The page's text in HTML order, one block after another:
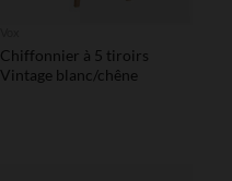
Chiffonnier à 5 tiroirs
Vintage blanc/chêne